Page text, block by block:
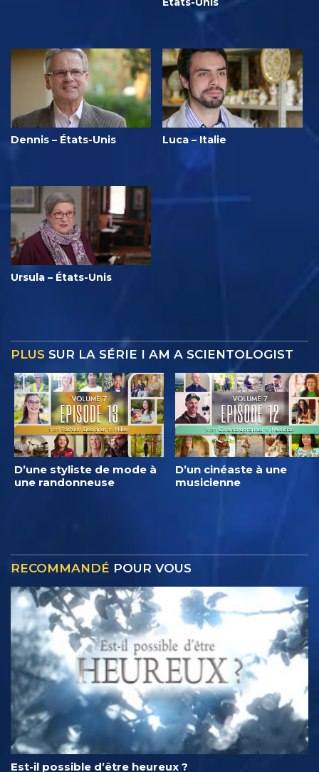
Dennis – États-Unis Luca – Italie
Ursula – États-Unis
PLUS SUR LA SÉRIE I AM A SCIENTOLOGIST
D’une styliste de mode à
une randonneuse
D’un cinéaste à une
musicienne
RECOMMANDÉ POUR VOUS
Est-il possible d’être heureux ?